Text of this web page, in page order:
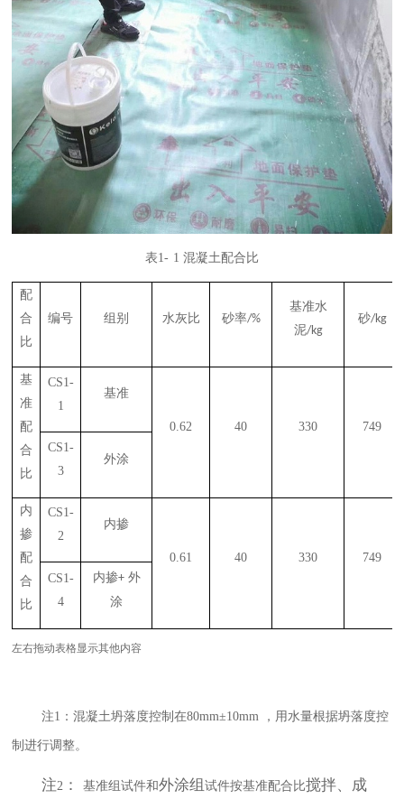
表1- 1 混凝土配合比
配
合
比
编号 组别 水灰比 砂率/%
基准水
泥/kg
砂/kg
基
准
配
合
比
CS1-
1
基准
0.62 40 330
749
CS1-
3
外涂
内
掺
配
合
比
CS1-
2
内掺
0.61 40 330
749
CS1-
4
内掺+ 外
涂
左右拖动表格显示其他内容
注1 ：混凝土坍落度控制在80mm±10mm ，用水量根据坍落度控
制进行调整。
注2 ： 基准组试件和外涂组 试件按基准配合比搅拌、成